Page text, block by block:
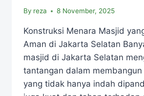
By reza 8 November, 2025
Konstruksi Menara Masjid
Aman di Jakarta Selatan
masjid di Jakarta Selatan
tantangan dalam membangun
yang tidak hanya indah